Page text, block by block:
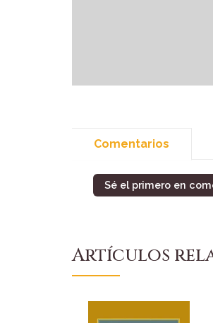
Comentarios
Sé el primero en
Artículos